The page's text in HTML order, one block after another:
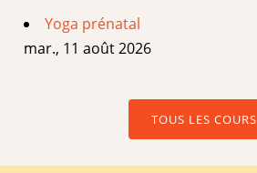
Yoga prénatal
mar., 11 août 2026
TOUS LES COURS